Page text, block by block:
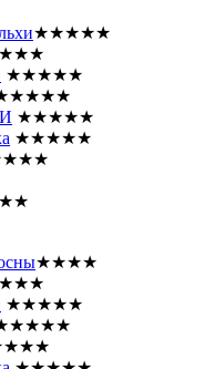
★★★★★
★★★★★
★★★★★
★★★★★
★★★★
★★★★★